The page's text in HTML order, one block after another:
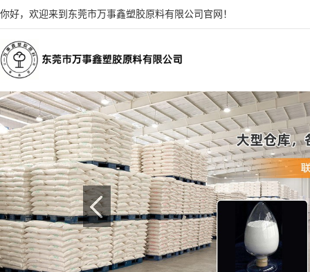
你好，欢迎来到东莞市万事鑫塑胶原料有限公司官网！